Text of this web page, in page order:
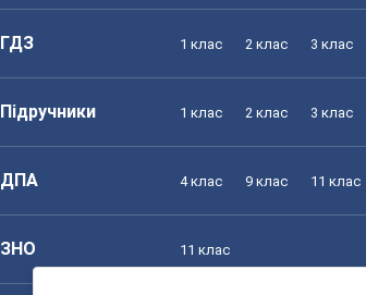
ГДЗ 1 клас 2 клас 3 клас
Підручники 1 клас 2 клас 3 клас
ДПА 4 клас 9 клас 11 клас
ЗНО 11 клас